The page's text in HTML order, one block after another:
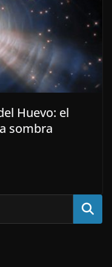
Huevo: el
sombra
Buscar